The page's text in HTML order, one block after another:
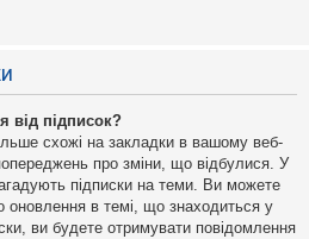
від підписок?
схожі на закладки в вашому веб-
про зміни, що відбулися. У
підписки на теми. Ви можете
оновлення в темі, що знаходиться у
ви будете отримувати повідомлення